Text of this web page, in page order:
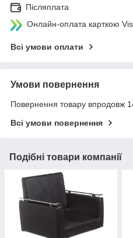
Післяплата
Онлайн-оплата карткою
Всі умови оплати
Умови повернення
Повернення товару впродовж
Всі умови повернення
Подібні товари компанії